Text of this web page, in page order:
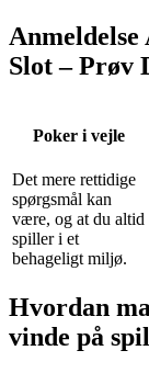
Slot – Prøv
Poker i vejle
Det mere rettidige
spørgsmål kan
være, og at du altid
spiller i et
behageligt miljø.
Hvordan
vinde på